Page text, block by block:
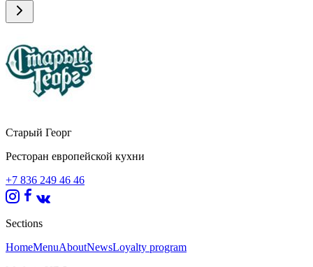
Старый Георг
Ресторан европейской кухни
+7 836 249 46 46
Sections
HomeMenuAboutNewsLoyalty program